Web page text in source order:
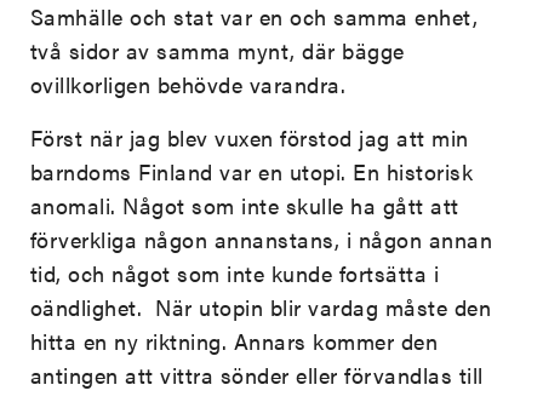
Samhälle och stat var en och samma enhet,
två sidor av samma mynt, där bägge
ovillkorligen behövde varandra.
Först när jag blev vuxen förstod jag att min
barndoms Finland var en utopi. En historisk
anomali. Något som inte skulle ha gått att
förverkliga någon annanstans, i någon annan
tid, och något som inte kunde fortsätta i
oändlighet. När utopin blir vardag måste den
hitta en ny riktning. Annars kommer den
antingen att vittra sönder eller förvandlas till